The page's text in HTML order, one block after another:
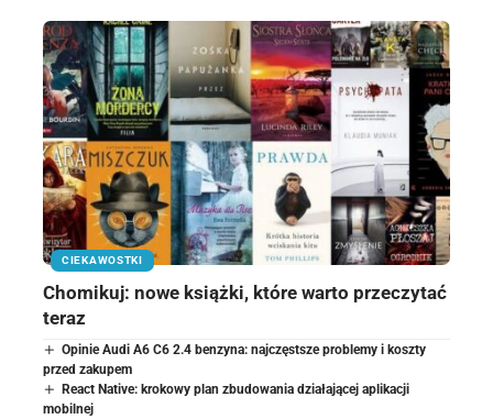
CIEKAWOSTKI
Chomikuj: nowe książki, które warto przeczytać
teraz
Opinie Audi A6 C6 2.4 benzyna: najczęstsze problemy i koszty
przed zakupem
React Native: krokowy plan zbudowania działającej aplikacji
mobilnej